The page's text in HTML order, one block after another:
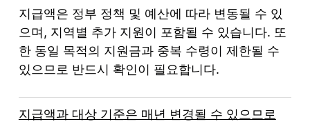
지급액은 정부 정책 및 예산에 따라 변동될 수 있
으며, 지역별 추가 지원이 포함될 수 있습니다. 또
한 동일 목적의 지원금과 중복 수령이 제한될 수
있으므로 반드시 확인이 필요합니다.
지급액과 대상 기준은 매년 변경될 수 있으므로